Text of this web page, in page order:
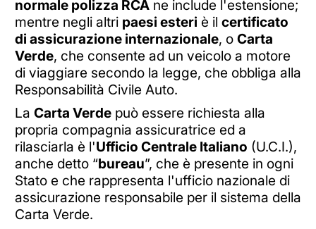
normale polizza RCAne include l'estensione;
mentre negli altri paesi esteri è il certificato
di assicurazione internazionale, o Carta
Verde, che consente ad un veicolo a motore
di viaggiare secondo la legge, che obbliga alla
Responsabilità Civile Auto.
La Carta Verdepuò essere richiesta alla
propria compagnia assicuratrice ed a
rilasciarla è l'Ufficio Centrale Italiano (U.C.I.),
anche detto “bureau”, che è presente in ogni
Stato e che rappresenta l'ufficio nazionale di
assicurazione responsabile per il sistema della
Carta Verde.